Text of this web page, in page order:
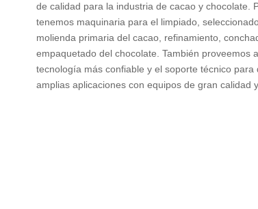
de calidad para la industria de cacao y chocolate.
tenemos maquinaria para el limpiado,
molienda primaria del cacao, refinamiento,
empaquetado del chocolate. También proveemos
tecnología más confiable y el soporte técnico para
amplias aplicaciones con equipos de gran calidad